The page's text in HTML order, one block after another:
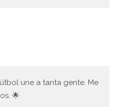
une a tanta gente. Me
🌟